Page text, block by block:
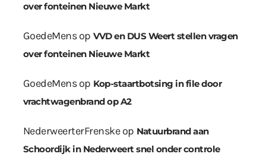
over fonteinen Nieuwe Markt
GoedeMensop VVD en DUS Weert stellen vragen
over fonteinen Nieuwe Markt
GoedeMensop Kop-staartbotsing in file door
vrachtwagenbrand op A2
NederweerterFrenskeop Natuurbrand aan
Schoordijk in Nederweert snel onder controle